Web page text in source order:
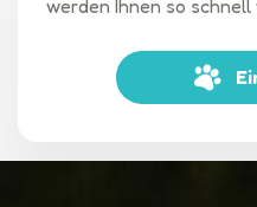
Haustiere zu transportieren
minimieren. (4) Trends bei
Kinderwagen für Haustiere
multifunktionalen Produkten,
spricht ein breiteres
werden Ihnen so